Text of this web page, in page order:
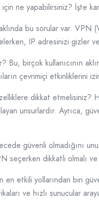
ne yapabilirsiniz? İşte
bu sorular var.
IP adresinizi gizler
birçok kullanıcının
çevrimiçi etkinliklerini
dikkat etmelisiniz?
unsurlardır. Ayrıca,
güvenli olmadığını
seçerken dikkatli olmalı
en etkili yollarından biri
ve hızlı sunucular